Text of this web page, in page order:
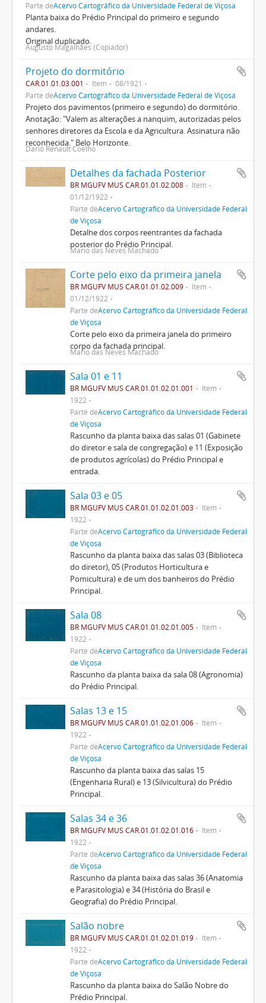
Parte deAcervo Cartográfico da Universidade Federal de Viçosa
Planta baixa do Prédio Principal do primeiro e segundo
andares.
Original duplicado.
Augusto Magalhães (Copiador)
Projeto do dormitório
CAR.01.01.03.001 Item
08/1921
Parte deAcervo Cartográfico da Universidade Federal de Viçosa
Projeto dos pavimentos (primeiro e segundo) do dormitório.
Anotação: "Valem as alterações a nanquim, autorizadas pelos
senhores diretores da Escola e da Agricultura. Assinatura não
reconhecida." Belo Horizonte.
Dario Renault Coelho
Detalhes da fachada Posterior
BR MGUFV MUS CAR.01.01.02.008
Item
01/12/1922
Parte deAcervo Cartográfico da Universidade Federal
de Viçosa
Detalhe dos corpos reentrantes da fachada
posterior do Prédio Principal.
Mario das Neves Machado
Corte pelo eixo da primeira janela
BR MGUFV MUS CAR.01.01.02.009
Item
01/12/1922
Parte deAcervo Cartográfico da Universidade Federal
de Viçosa
Corte pelo eixo da primeira janela do primeiro
corpo da fachada principal.
Mario das Neves Machado
Sala 01 e 11
BR MGUFV MUS CAR.01.01.02.01.001
Item
1922
Parte deAcervo Cartográfico da Universidade Federal
de Viçosa
Rascunho da planta baixa das salas 01 (Gabinete
do diretor e sala de congregação) e 11 (Exposição
de produtos agrícolas) do Prédio Principal e
entrada.
Sala 03 e 05
BR MGUFV MUS CAR.01.01.02.01.003
Item
1922
Parte deAcervo Cartográfico da Universidade Federal
de Viçosa
Rascunho da planta baixa das salas 03 (Biblioteca
do diretor), 05 (Produtos Horticultura e
Pomicultura) e de um dos banheiros do Prédio
Principal.
Sala 08
BR MGUFV MUS CAR.01.01.02.01.005
Item
1922
Parte deAcervo Cartográfico da Universidade Federal
de Viçosa
Rascunho da planta baixa da sala 08 (Agronomia)
do Prédio Principal.
Salas 13 e 15
BR MGUFV MUS CAR.01.01.02.01.006
Item
1922
Parte deAcervo Cartográfico da Universidade Federal
de Viçosa
Rascunho da planta baixa das salas 15
(Engenharia Rural) e 13 (Silvicultura) do Prédio
Principal.
Salas 34 e 36
BR MGUFV MUS CAR.01.01.02.01.016
Item
1922
Parte deAcervo Cartográfico da Universidade Federal
de Viçosa
Rascunho da planta baixa das salas 36 (Anatomia
e Parasitologia) e 34 (História do Brasil e
Geografia) do Prédio Principal.
Salão nobre
BR MGUFV MUS CAR.01.01.02.01.019
Item
1922
Parte deAcervo Cartográfico da Universidade Federal
de Viçosa
Rascunho da planta baixa do Salão Nobre do
Prédio Principal.